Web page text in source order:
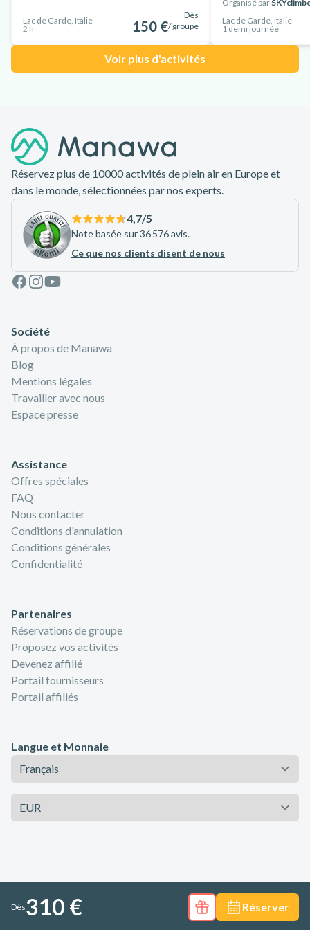
Dès310 € Réserver
Lac de Garde, Italie
2 h
Dès
150 €/ groupe
Organisé par
Lac de Garde, Italie
1 demi journée
Voir plus d'activités
Réservez plus de 10000 activités de plein air en Europe et
dans le monde, sélectionnées par nos experts.
4,7/5
Note basée sur 36 576 avis.
Ce que nos clients disent de nous
Facebook
Instagram
Youtube
Société
À propos de Manawa
Blog
Mentions légales
Travailler avec nous
Espace presse
Assistance
Offres spéciales
FAQ
Nous contacter
Conditions d'annulation
Conditions générales
Confidentialité
Partenaires
Réservations de groupe
Proposez vos activités
Devenez affilié
Portail fournisseurs
Portail affiliés
Langue et Monnaie